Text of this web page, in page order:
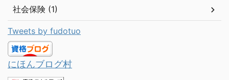
社会保険 (1)
Tweets by fudotuo
にほんブログ村